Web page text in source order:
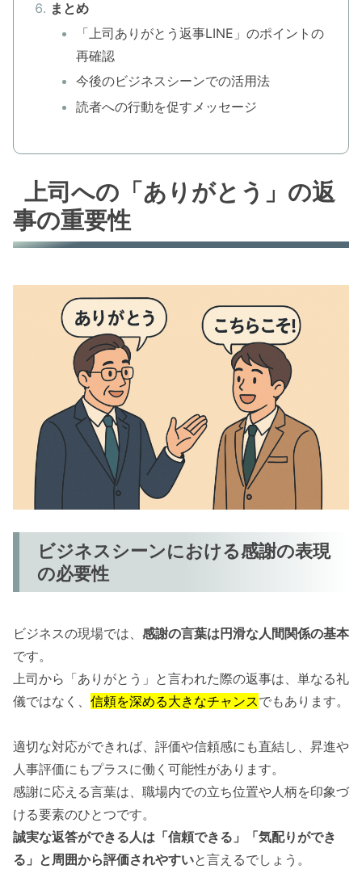
まとめ
「上司ありがとう返事LINE」のポイントの
再確認
今後のビジネスシーンでの活用法
読者への行動を促すメッセージ
上司への「ありがとう」の返
事の重要性
ビジネスシーンにおける感謝の表現
の必要性
ビジネスの現場では、 感謝の言葉は円滑な人間関係の基本
です。
上司から「ありがとう」と言われた際の返事は、単なる礼
儀ではなく、 信頼を深める大きなチャンスでもあります。
適切な対応ができれば、評価や信頼感にも直結し、昇進や
人事評価にもプラスに働く可能性があります。
感謝に応える言葉は、職場内での立ち位置や人柄を印象づ
ける要素のひとつです。
誠実な返答ができる人は「信頼できる」「気配りができ
る」と周囲から評価されやすいと言えるでしょう。